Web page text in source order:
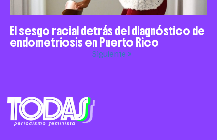
El sesgo racial detrás del diagnóstico de
endometriosis en Puerto Rico
Siguiente »